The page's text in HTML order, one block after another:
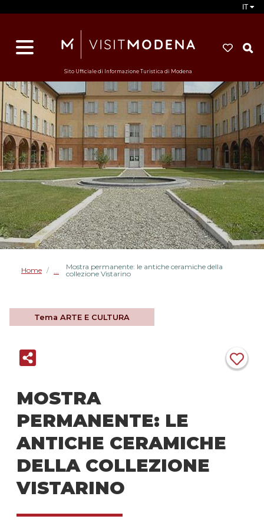
IT
Sito Ufficiale di Informazione Turistica di Modena
Home /
Mostra permanente: le antiche ceramiche della
collezione Vistarino
Tema ARTE E CULTURA
MOSTRA
PERMANENTE: LE
ANTICHE CERAMICHE
DELLA COLLEZIONE
VISTARINO